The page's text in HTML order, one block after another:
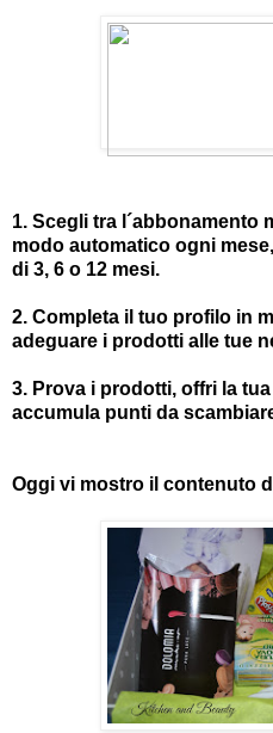
1. Scegli tra l´abbonamento
modo automatico ogni
di 3, 6 o 12 mesi.
2. Completa il tuo profilo in
adeguare i prodotti alle tue
3. Prova i prodotti, offri la
accumula punti da
Oggi vi mostro il contenuto